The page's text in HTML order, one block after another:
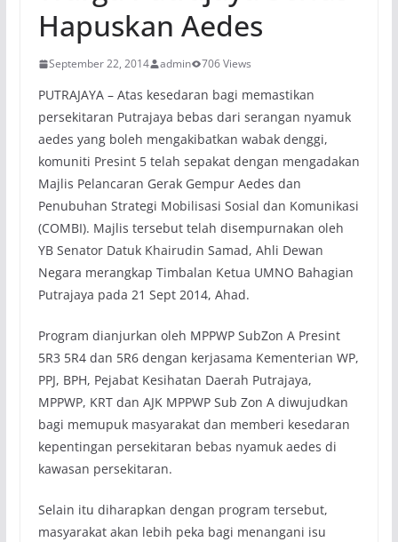
Hapuskan Aedes
September 22, 2014 admin 706 Views
PUTRAJAYA – Atas kesedaran bagi memastikan
persekitaran Putrajaya bebas dari serangan nyamuk
aedes yang boleh mengakibatkan wabak denggi,
komuniti Presint 5 telah sepakat dengan mengadakan
Majlis Pelancaran Gerak Gempur Aedes dan
Penubuhan Strategi Mobilisasi Sosial dan Komunikasi
(COMBI). Majlis tersebut telah disempurnakan oleh
YB Senator Datuk Khairudin Samad, Ahli Dewan
Negara merangkap Timbalan Ketua UMNO Bahagian
Putrajaya pada 21 Sept 2014, Ahad.
Program dianjurkan oleh MPPWP SubZon A Presint
5R3 5R4 dan 5R6 dengan kerjasama Kementerian WP,
PPJ, BPH, Pejabat Kesihatan Daerah Putrajaya,
MPPWP, KRT dan AJK MPPWP Sub Zon A diwujudkan
bagi memupuk masyarakat dan memberi kesedaran
kepentingan persekitaran bebas nyamuk aedes di
kawasan persekitaran.
Selain itu diharapkan dengan program tersebut,
masyarakat akan lebih peka bagi menangani isu